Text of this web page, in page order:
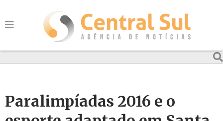
Paralimpíadas 2016 e o